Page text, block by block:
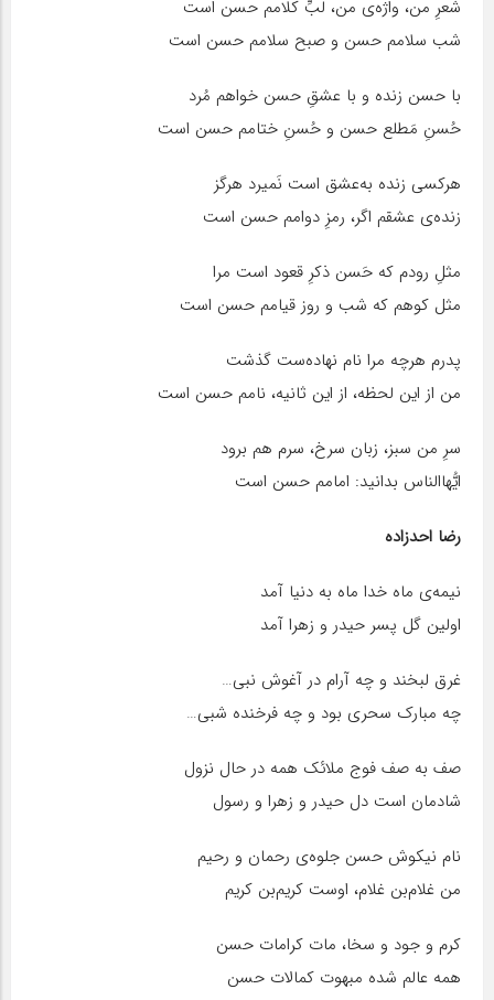
شعرِ من، واژه‌ی من، لُبِّ کلامم حسن است
شب سلامم حسن و صبح سلامم حسن است
با حسن زنده و با عشقِ حسن خواهم مُرد
حُسنِ مَطلع حسن و حُسنِ ختامم حسن است
هرکسی زنده به‌عشق است نَمیرد هرگز
زنده‌ی عشقم اگر، رمزِ دوامم حسن است
مثلِ رودم که حَسن ذکرِ قعود است مرا
مثل کوهم که شب و روز قیامم حسن است
پدرم هرچه مرا نام نهاده‌ست گذشت
من از این لحظه، از این ثانیه، نامم حسن است
سرِ من سبز، زبان سرخ، سرم هم برود
ایُّهاالناس بدانید: امامم حسن است
رضا احدزاده
نیمه‌ی ماه خدا ماه به دنیا آمد
اولین گل پسر حیدر و زهرا آمد
غرق لبخند و چه آرام در آغوش نبی…
چه مبارک سحری بود و چه فرخنده شبی…
صف به صف فوج ملائک همه در حال نزول
شادمان است دل حیدر و زهرا و رسول
نام نیکوش حسن جلوه‌ی رحمان و رحیم
من غلام‌بن غلام، اوست کریم‌بن کریم
کرم و جود و سخا، مات کرامات حسن
همه عالم شده مبهوت کمالات حسن